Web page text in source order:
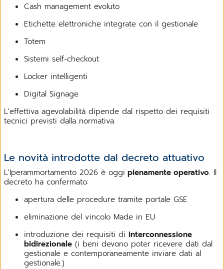
Cash management evoluto
Etichette elettroniche integrate con il gestionale
Totem
Sistemi self-checkout
Locker intelligenti
Digital Signage
L'effettiva agevolabilità dipende dal rispetto dei requisiti
tecnici previsti dalla normativa.
Le novità introdotte dal decreto attuativo
L'Iperammortamento 2026 è oggi pienamente operativo. Il
decreto ha confermato:
apertura delle procedure tramite portale GSE
eliminazione del vincolo Made in EU
introduzione dei requisiti di interconnessione
bidirezionale (i beni devono poter ricevere dati dal
gestionale e contemporaneamente inviare dati al
gestionale.)